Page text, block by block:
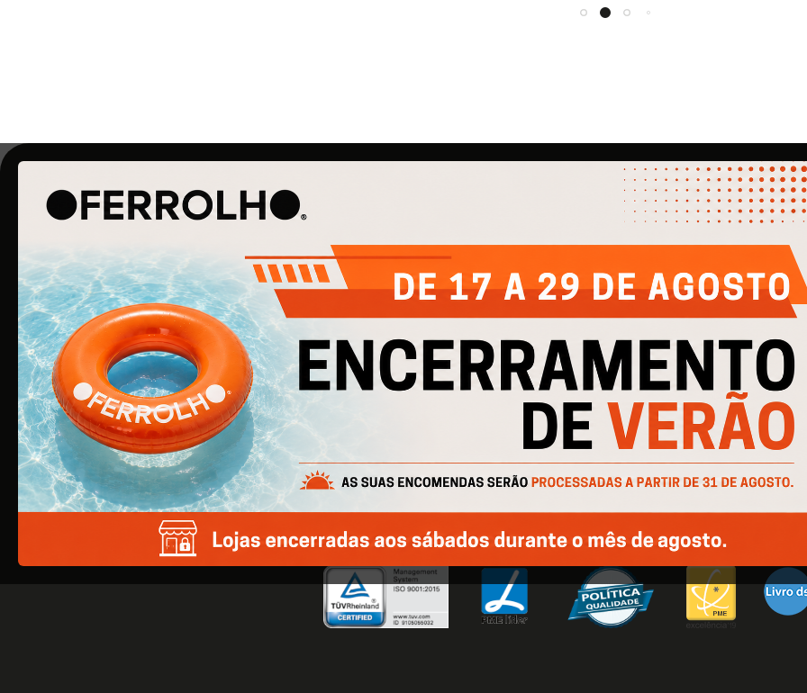
O Ferrolho iniciou a sua atividade em 1990. O que
começou por ser uma simples empresa de
ferragens para construção civil, é agora uma
empresa de referência na área de Ferragens
para Mobiliário e Arquitetura.
Quem Somos
Produtos
Catálogos
AJUDA
Política de Privacidade
Política de Cookies
Cofinanciado por: